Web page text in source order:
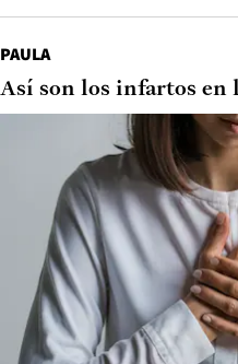
PAULA
Así son los infartos en